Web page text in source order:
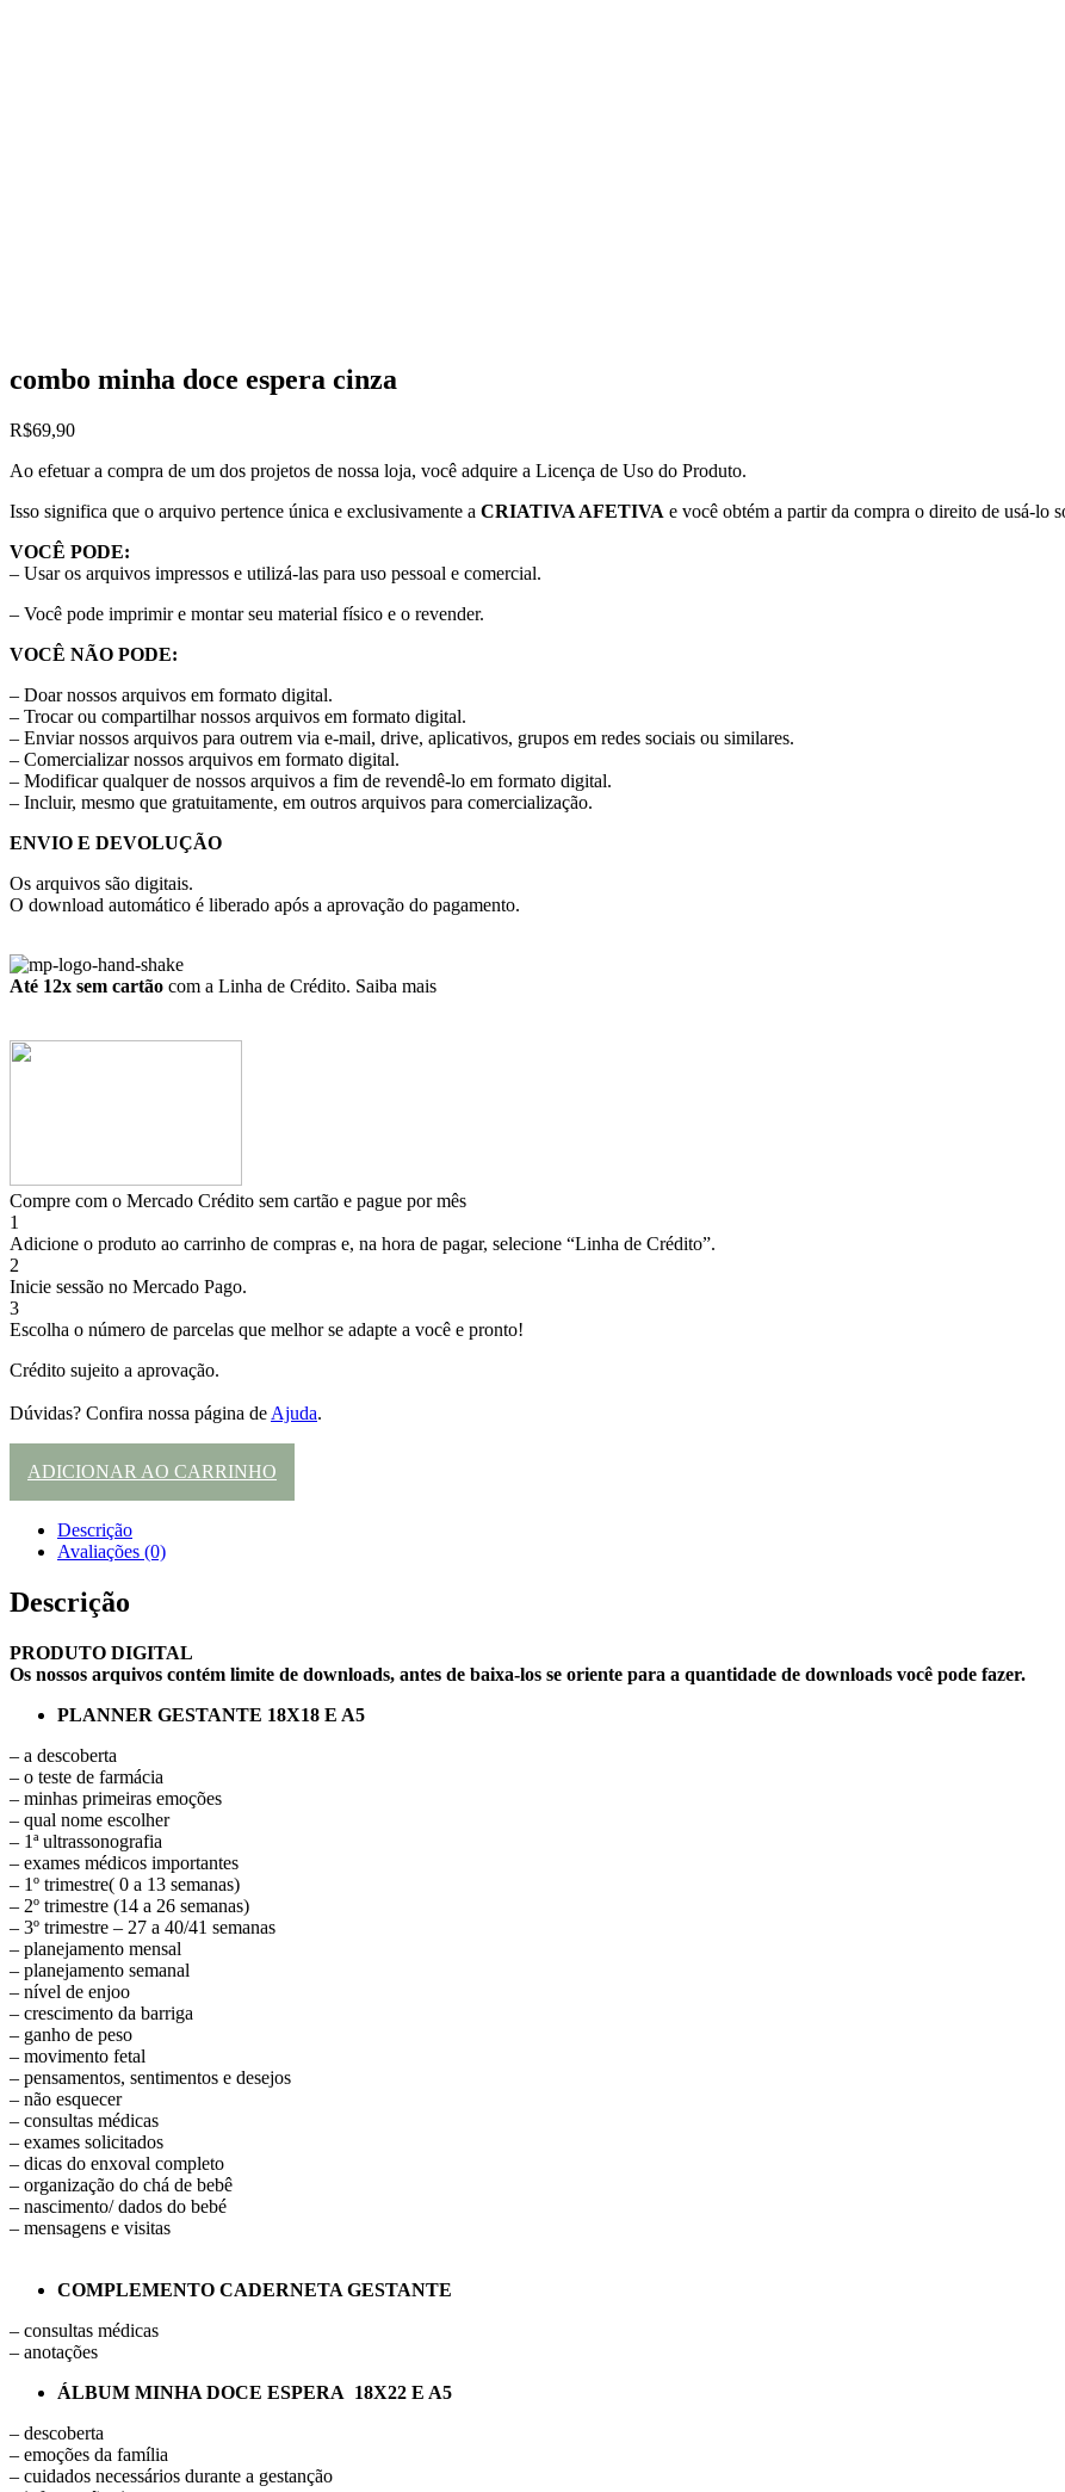
combo minha doce espera cinza
R$69,90
Ao efetuar a compra de um dos projetos de nossa loja, você adquire a Licença de Uso do Produto.
Isso significa que o arquivo pertence única e exclusivamente a CRIATIVA AFETIVA e você obtém a partir da compra o direito de usá-lo
VOCÊ PODE:
– Usar os arquivos impressos e utilizá-las para uso pessoal e comercial.
– Você pode imprimir e montar seu material físico e o revender.
VOCÊ NÃO PODE:
– Doar nossos arquivos em formato digital.
– Trocar ou compartilhar nossos arquivos em formato digital.
– Enviar nossos arquivos para outrem via e-mail, drive, aplicativos, grupos em redes sociais ou similares.
– Comercializar nossos arquivos em formato digital.
– Modificar qualquer de nossos arquivos a fim de revendê-lo em formato digital.
– Incluir, mesmo que gratuitamente, em outros arquivos para comercialização.
ENVIO E DEVOLUÇÃO
Os arquivos são digitais.
O download automático é liberado após a aprovação do pagamento.
Até 12x sem cartão com a Linha de Crédito. Saiba mais
Compre com o Mercado Crédito sem cartão e pague por mês
1
Adicione o produto ao carrinho de compras e, na hora de pagar, selecione “Linha de Crédito”.
2
Inicie sessão no Mercado Pago.
3
Escolha o número de parcelas que melhor se adapte a você e pronto!
Crédito sujeito a aprovação.
Dúvidas? Confira nossa página de Ajuda.
ADICIONAR AO CARRINHO
Descrição
Avaliações (0)
Descrição
PRODUTO DIGITAL
Os nossos arquivos contém limite de downloads, antes de baixa-los se oriente para a quantidade de downloads você pode fazer.
PLANNER GESTANTE 18X18 E A5
– a descoberta
– o teste de farmácia
– minhas primeiras emoções
– qual nome escolher
– 1ª ultrassonografia
– exames médicos importantes
– 1º trimestre( 0 a 13 semanas)
– 2º trimestre (14 a 26 semanas)
– 3º trimestre – 27 a 40/41 semanas
– planejamento mensal
– planejamento semanal
– nível de enjoo
– crescimento da barriga
– ganho de peso
– movimento fetal
– pensamentos, sentimentos e desejos
– não esquecer
– consultas médicas
– exames solicitados
– dicas do enxoval completo
– organização do chá de bebê
– nascimento/ dados do bebé
– mensagens e visitas
COMPLEMENTO CADERNETA GESTANTE
– consultas médicas
– anotações
ÁLBUM MINHA DOCE ESPERA 18X22 E A5
– descoberta
– emoções da família
– cuidados necessários durante a gestanção